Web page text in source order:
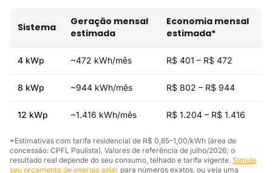
Sistema
Geração mensal
estimada
Economia mensal
estimada*
4 kWp ~472 kWh/mês R$ 401 – R$ 472
8 kWp ~944 kWh/mês R$ 802 – R$ 944
12 kWp ~1.416 kWh/mês R$ 1.204 – R$ 1.416
*Estimativas com tarifa residencial de R$ 0,85–1,00/kWh (área de
concessão: CPFL Paulista). Valores de referência de julho/2026; o
resultado real depende do seu consumo, telhado e tarifa vigente. Simule
seu orçamento de energia solar para números exatos, ou veja uma